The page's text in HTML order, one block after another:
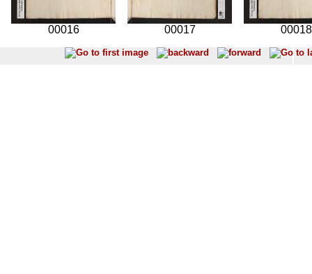
00016 00017 00018